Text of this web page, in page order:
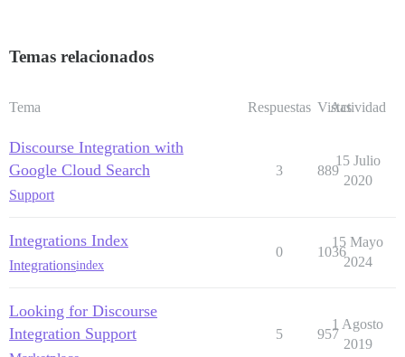
Temas relacionados
Tema Respuestas Vistas
Actividad
Discourse Integration with
Google Cloud Search
Support
3 889
15 Julio
2020
Integrations Index
Integrationsindex
0 1036
15 Mayo
2024
Looking for Discourse
Integration Support
5 957
1 Agosto
2019